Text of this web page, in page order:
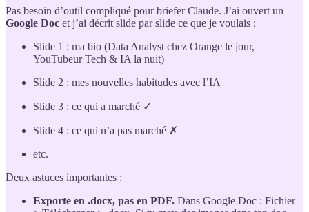
Pas besoin d’outil compliqué pour briefer Claude. J’ai ouvert un
Google Doc et j’ai décrit slide par slide ce que je voulais :
Slide 1 : ma bio (Data Analyst chez Orange le jour,
YouTubeur Tech & IA la nuit)
Slide 2 : mes nouvelles habitudes avec l’IA
Slide 3 : ce qui a marché ✓
Slide 4 : ce qui n’a pas marché ✗
etc.
Deux astuces importantes :
Exporte en .docx, pas en PDF. Dans Google Doc : Fichier